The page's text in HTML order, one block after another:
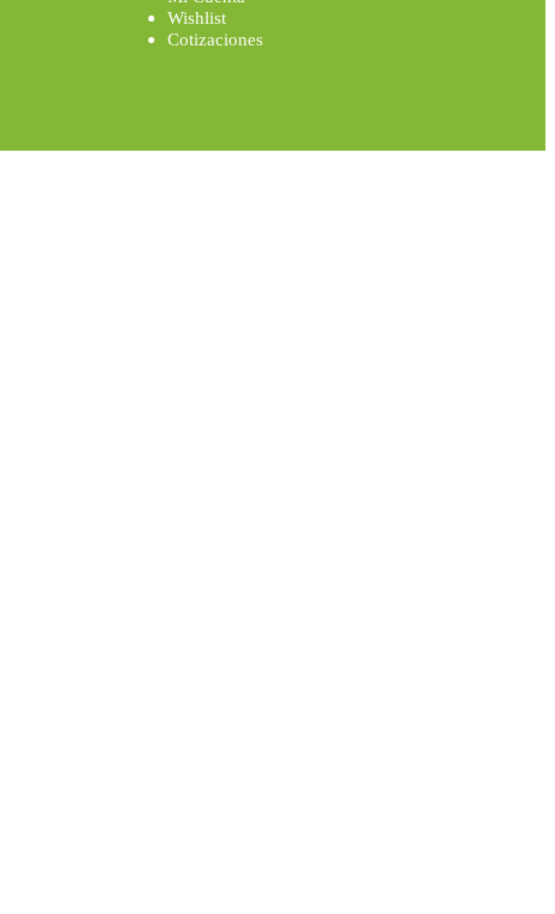
Wishlist
Cotizaciones